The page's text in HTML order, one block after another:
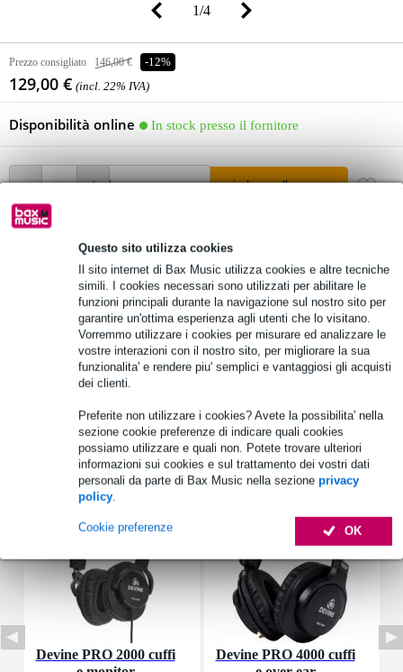
Questo sito utilizza cookies
Il sito internet di Bax Music utilizza cookies e altre tecniche
simili. I cookies necessari sono utilizzati per abilitare le
funzioni principali durante la navigazione sul nostro sito per
garantire un'ottima esperienza agli utenti che lo visitano.
Vorremmo utilizzare i cookies per misurare ed analizzare le
vostre interazioni con il nostro sito, per migliorare la sua
funzionalita' e rendere piu' semplici e vantaggiosi gli acquisti
dei clienti.
Preferite non utilizzare i cookies? Avete la possibilita' nella
sezione cookie preferenze di indicare quali cookies
possiamo utilizzare e quali non. Potete trovare ulteriori
informazioni sui cookies e sul trattamento dei vostri dati
personali da parte di Bax Music nella sezione privacy
policy.
OK
Cookie preferenze
1/4
Prezzo consigliato 146,00 € -12%
129,00 € (incl. 22% IVA)
Disponibilità online In stock presso il fornitore
Aggiungi al carrello
Ordine prima di 16:00 = in circa 3 giorni lavorativi a domicilio
Oltre 48.000 articoli disponibili
1.250 marchi leader
Informazioni sul prodotto
Accessori (34)
Devine PRO 2000 cuffi
Devine PRO 4000 cuffi